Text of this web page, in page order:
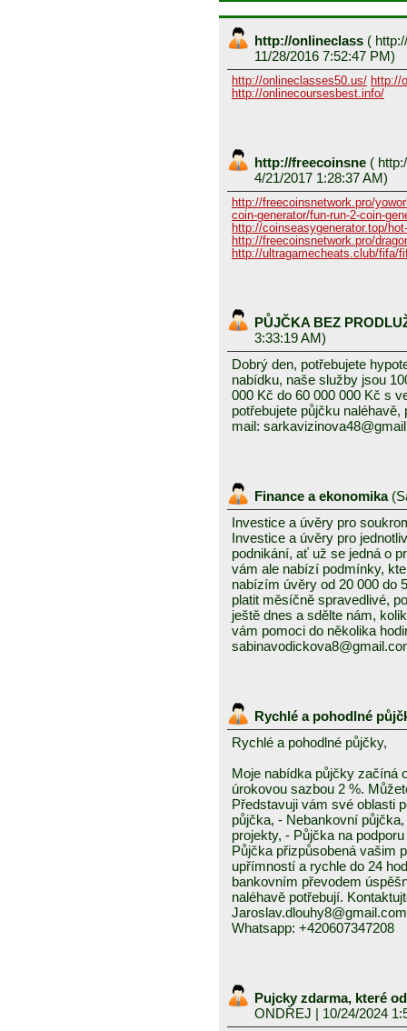
http://onlineclass (
11/28/2016 7:52:47 PM)
http://onlineclasses50.us/ http://
http://onlinecoursesbest.info/
http://freecoinsne (
4/21/2017 1:28:37 AM)
http://freecoinsnetwork.pro/
coin-generator/fun-run-2-coin-
http://coinseasygenerator.top/
http://freecoinsnetwork.pro/
http://ultragamecheats.club/fifa/
PŮJČKA BEZ
3:33:19 AM)
Dobrý den, potřebujete
nabídku, naše služby jsou
000 Kč do 60 000 000 Kč s
potřebujete půjčku
mail:
Finance a ekonomika (
Investice a úvěry pro
Investice a úvěry pro
podnikání, ať už se jedná o
vám ale nabízí podmínky,
nabízím úvěry od 20 000 do
platit měsíčně spravedlivé,
ještě dnes a sdělte nám,
vám pomoci do několika
Rychlé a pohodlné
Rychlé a pohodlné půjčky,
Moje nabídka půjčky začíná
úrokovou sazbou 2 %.
Představuji vám své oblasti
půjčka, - Nebankovní
projekty, - Půjčka na
Půjčka přizpůsobená vašim
upřímností a rychle do 24
bankovním převodem
naléhavě potřebují.
Jaroslav.dlouhy8@gmail.com
Whatsapp: +420607347208
Pujcky zdarma, které
ONDŘEJ | 10/24/2024